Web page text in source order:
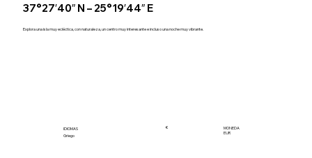
37°27′40″ N – 25°19′44″ E
Explora una isla muy ecléctica, con naturaleza, un centro muy interesante e incluso una noche muy vibrante.
IDIOMAS
Griego
€
MONEDA
EUR